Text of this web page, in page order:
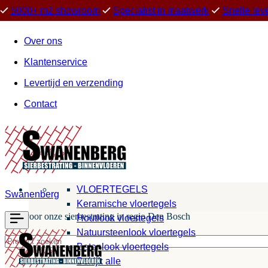
5000+ m2 showroom Specialist in maatwerk Snelle
Over ons
Klantenservice
Levertijd en verzending
Contact
Swanenberg
Kies voor onze sierbestrating in regio Den Bosch
VLOERTEGELS
Keramische vloertegels
Houtlook vloertegels
Natuursteenlook vloertegels
Betonlook vloertegels
Bekijk alle